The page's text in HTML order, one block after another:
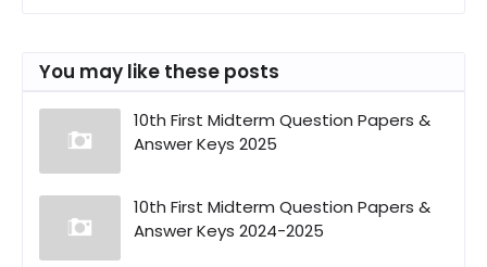
You may like these posts
10th First Midterm Question Papers &
Answer Keys 2025
10th First Midterm Question Papers &
Answer Keys 2024-2025